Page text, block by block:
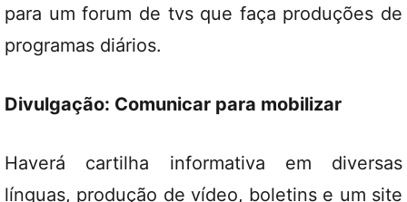
para um forum de tvs que faça produções de
programas diários.
Divulgação: Comunicar para mobilizar
Haverá cartilha informativa em diversas
línguas, produção de vídeo, boletins e um site